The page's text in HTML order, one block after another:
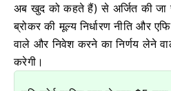
अब खुद को कहते हैं) से अर्जित की जा
ब्रोकर की मूल्य निर्धारण नीति और
वाले और निवेश करने का निर्णय लेने
करेगी।